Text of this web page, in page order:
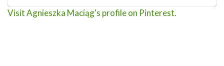
Visit Agnieszka Maciąg's profile on Pinterest.